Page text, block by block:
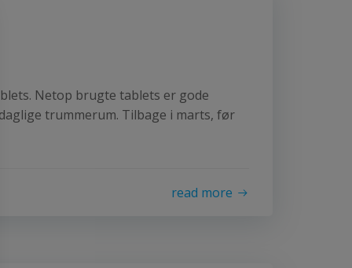
Netop brugte tablets er gode
trummerum. Tilbage i marts, før
read more